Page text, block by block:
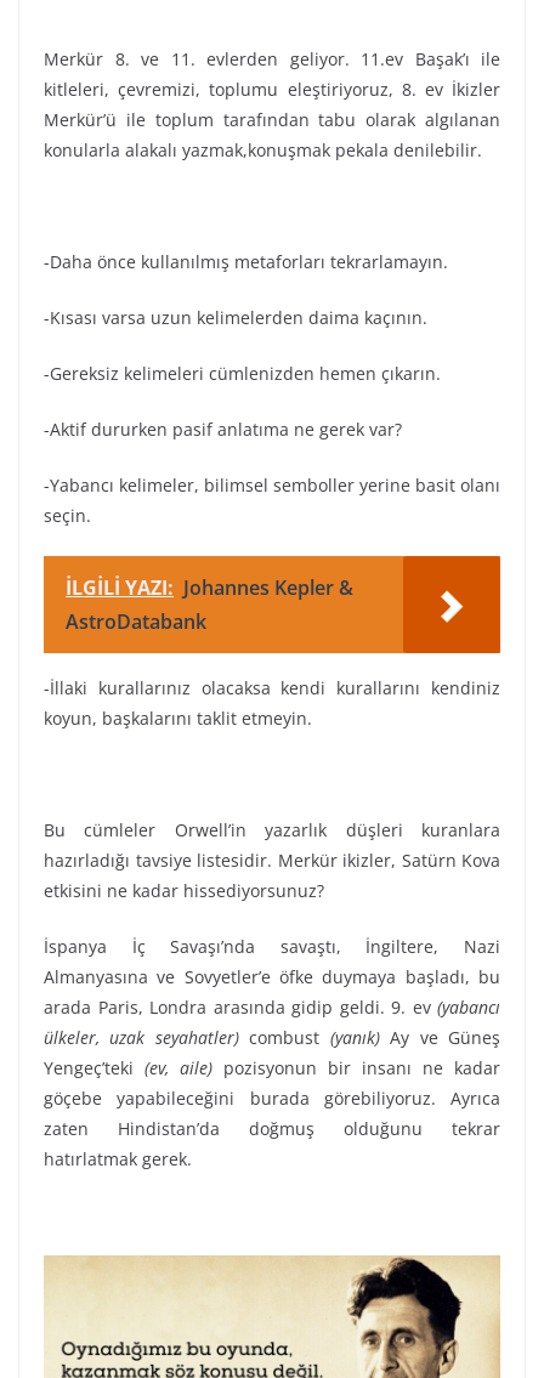
Merkür 8. ve 11. evlerden geliyor. 11.ev Başak’ı ile
kitleleri, çevremizi, toplumu eleştiriyoruz, 8. ev İkizler
Merkür’ü ile toplum tarafından tabu olarak algılanan
konularla alakalı yazmak,konuşmak pekala denilebilir.
-Daha önce kullanılmış metaforları tekrarlamayın.
-Kısası varsa uzun kelimelerden daima kaçının.
-Gereksiz kelimeleri cümlenizden hemen çıkarın.
-Aktif dururken pasif anlatıma ne gerek var?
-Yabancı kelimeler, bilimsel semboller yerine basit olanı
seçin.
İLGİLİ YAZI: Johannes Kepler &
AstroDatabank
-İllaki kurallarınız olacaksa kendi kurallarını kendiniz
koyun, başkalarını taklit etmeyin.
Bu cümleler Orwell’in yazarlık düşleri kuranlara
hazırladığı tavsiye listesidir. Merkür ikizler, Satürn Kova
etkisini ne kadar hissediyorsunuz?
İspanya İç Savaşı’nda savaştı, İngiltere, Nazi
Almanyasına ve Sovyetler’e öfke duymaya başladı, bu
arada Paris, Londra arasında gidip geldi. 9. ev (yabancı
ülkeler, uzak seyahatler)combust (yanık)Ay ve Güneş
Yengeç’teki (ev, aile) pozisyonun bir insanı ne kadar
göçebe yapabileceğini burada görebiliyoruz. Ayrıca
zaten Hindistan’da doğmuş olduğunu tekrar
hatırlatmak gerek.